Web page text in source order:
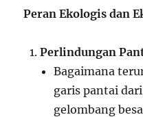
Peran Ekologis dan
Perlindungan
Bagaimana
garis pantai
gelombang